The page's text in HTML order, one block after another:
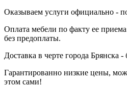
Оказываем услуги официально -
Оплата мебели по факту ее
без предоплаты.
Доставка в черте города Брянска -
Гарантированно низкие цены,
этом сами!